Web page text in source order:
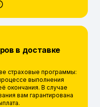
в доставке
страховые программы:
выполнения
окончания. В случае
вам гарантирована